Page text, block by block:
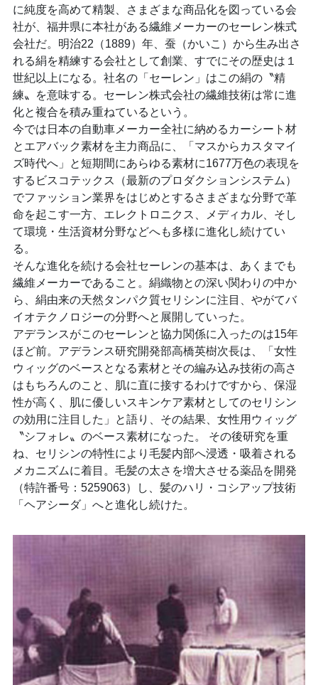
に純度を高めて精製、さまざまな商品化を図っている会
社が、福井県に本社がある繊維メーカーのセーレン株式
会社だ。明治22（1889）年、蚕（かいこ）から生み出さ
れる絹を精練する会社として創業、すでにその歴史は１
世紀以上になる。社名の「セーレン」はこの絹の〝精
練〟を意味する。セーレン株式会社の繊維技術は常に進
化と複合を積み重ねているという。
今では日本の自動車メーカー全社に納めるカーシート材
とエアバック素材を主力商品に、「マスからカスタマイ
ズ時代へ」と短期間にあらゆる素材に1677万色の表現を
するビスコテックス（最新のプロダクションシステム）
でファッション業界をはじめとするさまざまな分野で革
命を起こす一方、エレクトロニクス、メディカル、そし
て環境・生活資材分野などへも多様に進化し続けてい
る。
そんな進化を続ける会社セーレンの基本は、あくまでも
繊維メーカーであること。絹織物との深い関わりの中か
ら、絹由来の天然タンパク質セリシンに注目、やがてバ
イオテクノロジーの分野へと展開していった。
アデランスがこのセーレンと協力関係に入ったのは15年
ほど前。アデランス研究開発部高橋英樹次長は、「女性
ウィッグのベースとなる素材とその編み込み技術の高さ
はもちろんのこと、肌に直に接するわけですから、保湿
性が高く、肌に優しいスキンケア素材としてのセリシン
の効用に注目した」と語り、その結果、女性用ウィッグ
〝シフォレ〟のベース素材になった。 その後研究を重
ね、セリシンの特性により毛髪内部へ浸透・吸着される
メカニズムに着目。毛髪の太さを増大させる薬品を開発
（特許番号：5259063）し、髪のハリ・コシアップ技術
「ヘアシーダ」へと進化し続けた。